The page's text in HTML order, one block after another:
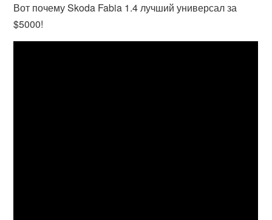
Вот почему Skoda Fabia 1.4 лучший универсал за
$5000!